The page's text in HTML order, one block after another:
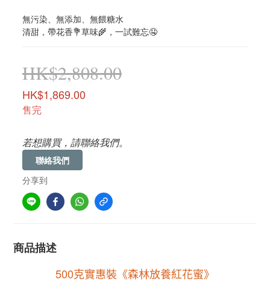
無污染、無添加、無餵糖水
清甜，帶花香💐草味🌾，一試難忘🤤
HK$2,808.00
HK$1,869.00
售完
若想購買，請聯絡我們。
聯絡我們
分享到
商品描述
500克實惠裝《森林放養紅花蜜》